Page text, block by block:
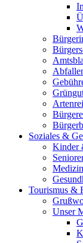
Soziales &
Kinder
Tourismus &
Unser